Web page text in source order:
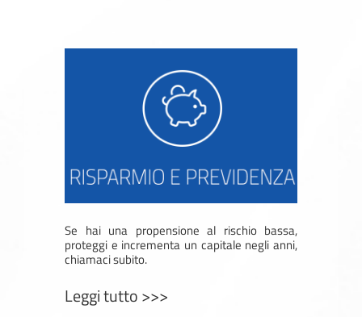
Se hai una propensione al rischio bassa,
proteggi e incrementa un capitale negli anni,
chiamaci subito.
Leggi tutto >>>